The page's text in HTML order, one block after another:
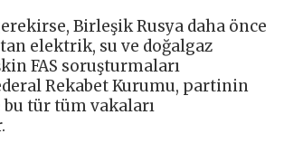
Birleşik Rusya daha önce
elektrik, su ve doğalgaz
FAS soruşturmaları
Rekabet Kurumu, partinin
tür tüm vakaları